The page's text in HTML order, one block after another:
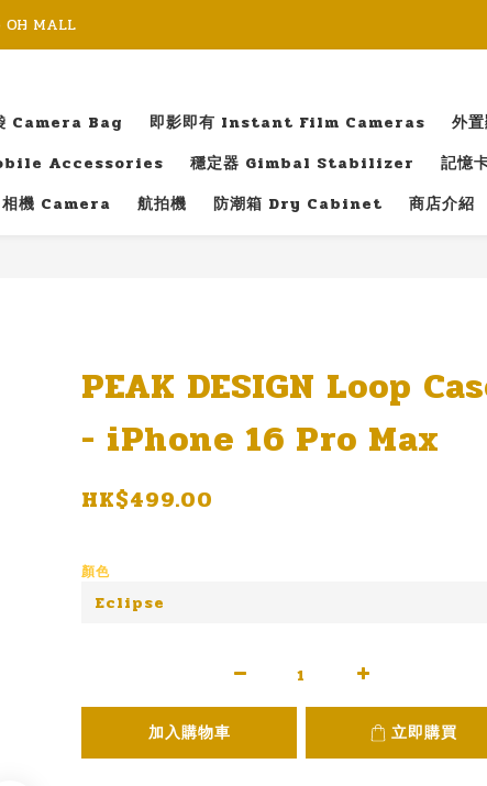
MALL
Camera Bag 即影即有 Instant Film Cameras
外
Accessories 穩定器 Gimbal Stabilizer
記憶
相機 Camera 航拍機 防潮箱 Dry Cabinet 商店介紹
PEAK DESIGN Loop
- iPhone 16 Pro Max
HK$499.00
顏色
加入購物車 立即購買